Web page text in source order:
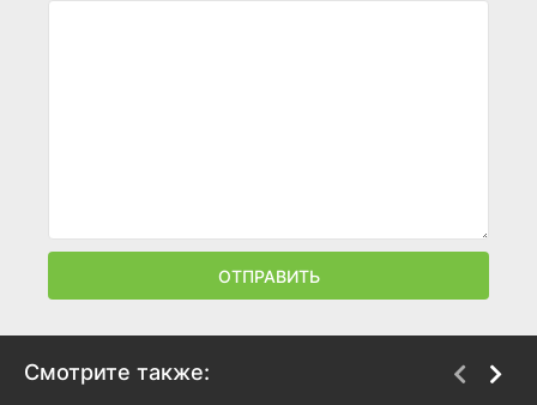
ОТПРАВИТЬ
Смотрите также: